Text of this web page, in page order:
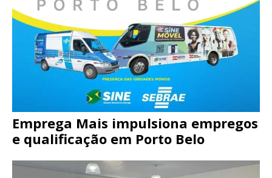
Emprega Mais impulsiona empregos
e qualificação em Porto Belo